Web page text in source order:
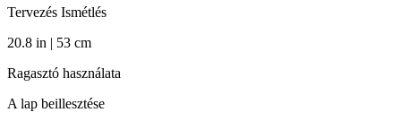
Tervezés Ismétlés
20.8 in | 53 cm
Ragasztó használata
A lap beillesztése